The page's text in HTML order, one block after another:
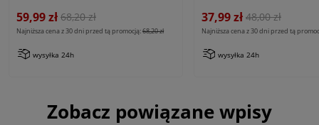
59,99 zł 68,20 zł
Najniższa cena z 30 dni przed tą promocją:68,20 zł
wysyłka 24h
37,99 zł 48,00 zł
Najniższa cena z 30 dni przed tą
wysyłka 24h
Zobacz powiązane wpisy